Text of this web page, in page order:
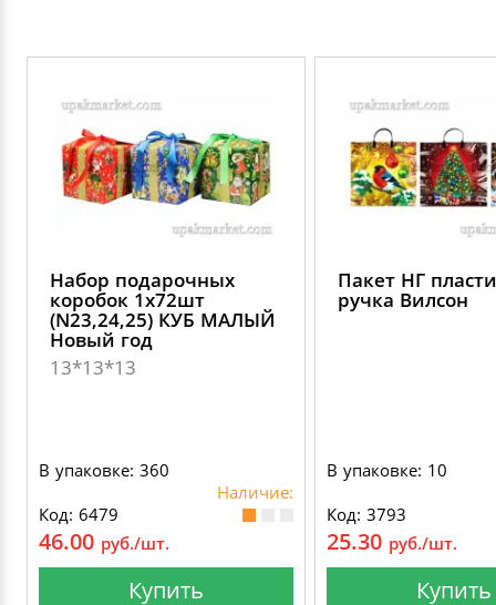
Набор подарочных
коробок 1х72шт
(N23,24,25) КУБ МАЛЫЙ
Новый год
13*13*13
В упаковке: 360
Наличие:
Код: 6479
46.00 руб./шт.
Купить
Пакет НГ
ручка Вилсон
В упаковке: 10
Код: 3793
25.30 руб./шт.
Купить